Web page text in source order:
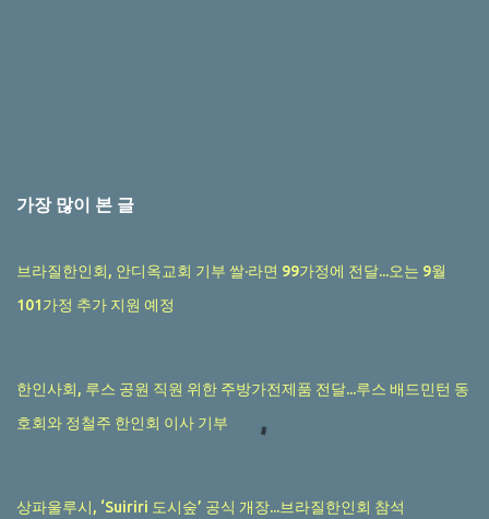
가장 많이 본 글
브라질한인회, 안디옥교회 기부 쌀·라면 99가정에 전달...오는 9월
101가정 추가 지원 예정
한인사회, 루스 공원 직원 위한 주방가전제품 전달...루스 배드민턴 동
호회와 정철주 한인회 이사 기부
상파울루시, ‘Suiriri 도시숲’ 공식 개장...브라질한인회 참석